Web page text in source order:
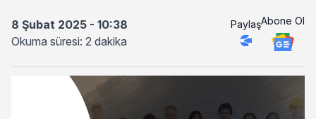
8 Şubat 2025 - 10:38
Okuma süresi: 2 dakika
PaylaşAbone Ol